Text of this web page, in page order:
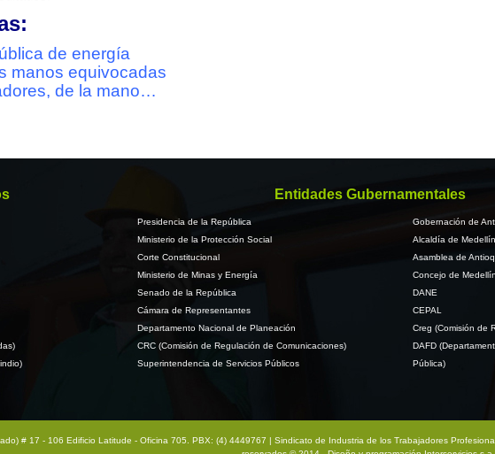
de energía
manos equivocadas
de la mano…
Entidades Gubernamentales
Presidencia de la República
Ministerio de la Protección Social
Corte Constitucional
Ministerio de Minas y Energía
Senado de la República
Cámara de Representantes
Departamento Nacional de Planeación
CRC (Comisión de Regulación de Comunicaciones)
Superintendencia de Servicios Públicos
Gobernación de
Alcaldía de Medellín
Asamblea de
Concejo de Medellín
DANE
CEPAL
Creg (Comisión de
DAFD
Pública)
# 17 - 106 Edificio Latitude - Oficina 705. PBX: (4) 4449767 | Sindicato de Industria de los Trabajadores